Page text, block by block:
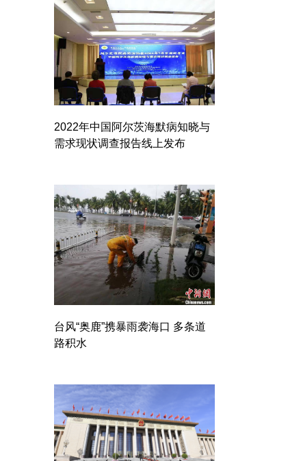
2022年中国阿尔茨海默病知晓与
需求现状调查报告线上发布
台风“奥鹿”携暴雨袭海口 多条道
路积水